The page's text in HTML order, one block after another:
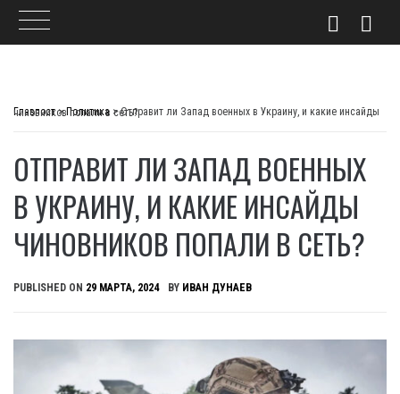
Главпост>Политика >
Отправит ли Запад военных в Украину, и какие инсайды чиновников попали в сеть?
ОТПРАВИТ ЛИ ЗАПАД ВОЕННЫХ
В УКРАИНУ, И КАКИЕ ИНСАЙДЫ
ЧИНОВНИКОВ ПОПАЛИ В СЕТЬ?
PUBLISHED ON 29 МАРТА, 2024 BY ИВАН ДУНАЕВ